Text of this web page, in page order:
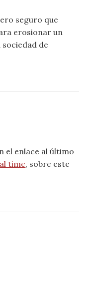
seguro que
erosionar un
de
el enlace al último
time, sobre este